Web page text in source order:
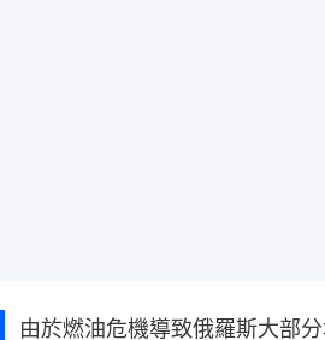
由於燃油危機導致俄羅斯大部